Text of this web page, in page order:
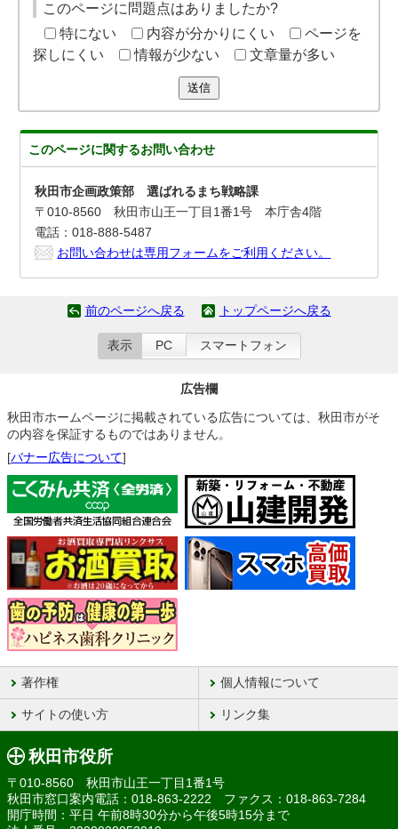
このページに問題点はありましたか?
特にない
内容が分かりにくい
ページを
探しにくい
情報が少ない 文章量が多い
送信
このページに関するお問い合わせ
秋田市企画政策部 選ばれるまち戦略課
〒010-8560 秋田市山王一丁目1番1号 本庁舎4階
電話：018-888-5487
お問い合わせは専用フォームをご利用ください。
前のページへ戻る トップページへ戻る
表示 PC スマートフォン
広告欄
秋田市ホームページに掲載されている広告については、秋田市がそ
の内容を保証するものではありません。
[バナー広告について]
著作権 個人情報について
サイトの使い方 リンク集
秋田市役所
〒010-8560 秋田市山王一丁目1番1号
秋田市窓口案内電話：018-863-2222 ファクス：018-863-7284
開庁時間：平日 午前8時30分から午後5時15分まで